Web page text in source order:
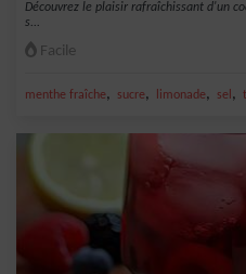
Découvrez le plaisir rafraîchissant d'un
s...
Facile
menthe fraîche, sucre, limonade, sel ,